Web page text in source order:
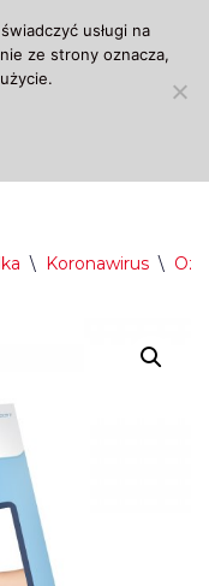
\ Koronawirus \
usługi na
ze strony oznacza,